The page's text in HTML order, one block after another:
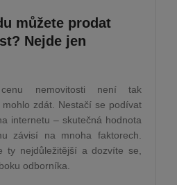
můžete prodat
Nejde jen
nemovitosti není tak
zdát. Nestačí se podívat
internetu – skutečná hodnota
závisí na mnoha faktorech.
ty nejdůležitější a dozvíte se,
odborníka.